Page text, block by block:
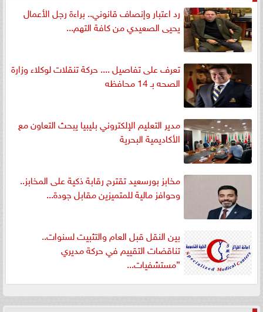
رد اعتبار وإنصاف قانوني.. براءة رجل الأعمال
يحيى الصعيدي من كافة التهم...
تعرف على تفاصيل .... حركة تنقلات لوكلاء وزارة
الصحه بـ 14 محافظه
مدير التعليم الإلكتروني بليبيا يبحث التعاون مع
الأكاديمية البحرية
مخابز بورسعيد تقترح رقابة ذكية على المخابز..
وحوافز مالية للمتميزين مقابل جودة...
بين النقل قبل العام والتثبيت لسنوات..
تناقضات التقييم في حركة مديري
”مستشفيات...